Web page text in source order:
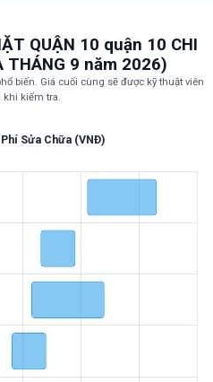
QUẬN 10 quận 10 CHI
THÁNG 9 năm 2026)
biến. Giá cuối cùng sẽ được kỹ thuật viên
khi kiểm tra.
Sửa Chữa (VNĐ)